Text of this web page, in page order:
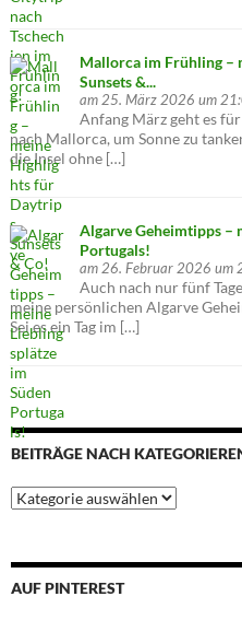
Mallorca im Frühling –
Sunsets &...
am 25. März 2026 um
Anfang März geht es
nach Mallorca, um Sonne zu
die Insel ohne […]
Algarve Geheimtipps –
Portugals!
am 26. Februar 2026 um
Auch nach nur fünf
meine persönlichen Algarve
Sei es ein Tag im […]
BEITRÄGE NACH
Beiträge
nach
AUF PINTEREST